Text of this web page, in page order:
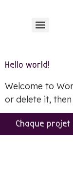
Hello world!
Welcome to
or delete it,
Chaque